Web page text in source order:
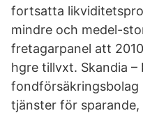
fortsatta
mindre och medel-
fretagarpanel att
hgre tillvxt. Skandia
fondförsäkringsbolag
tjänster för